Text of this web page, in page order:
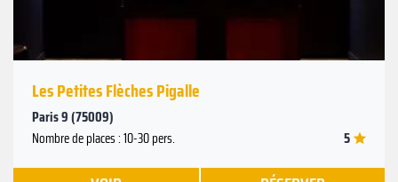
Les Petites Flèches Pigalle
Paris 9 (75009)
Nombre de places : 10-30 pers. 5